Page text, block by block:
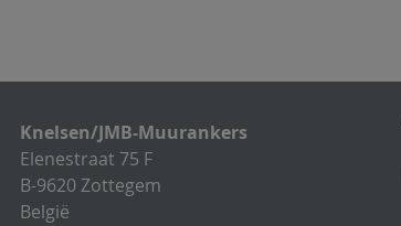
Knelsen/JMB-Muurankers
Elenestraat 75 F
B-9620 Zottegem
België